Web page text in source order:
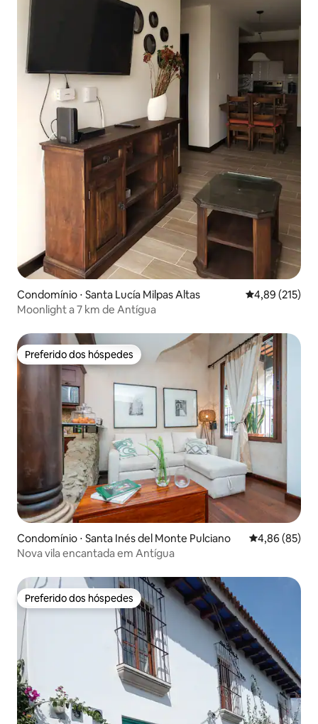
Condomínio ⋅ Santa Lucía Milpas Altas 4,89 de uma
4,89 (215)
Moonlight a 7 km de Antígua
Preferido dos hóspedes
Preferido dos hóspedes
Condomínio ⋅ Santa Inés del Monte Pulciano 4,86 de uma
4,86 (85)
Nova vila encantada em Antígua
Preferido dos hóspedes
Preferido dos hóspedes